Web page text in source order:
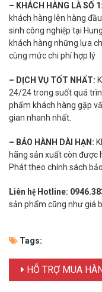
– KHÁCH HÀNG LÀ SỐ 1:
khách hàng lên hàng
sinh công nghiệp tại
khách hàng những lựa
cùng mức chi phí hợp lý
– DỊCH VỤ TỐT NHẤT:
24/24 trong suốt quá
phẩm khách hàng gặp
gian nhanh nhất.
– BẢO HÀNH DÀI HẠN:
hãng sản xuất còn được
Phát theo chính sách
Liên hệ Hotline:
sản phẩm cũng như giá
Tags:
HỖ TRỢ MUA